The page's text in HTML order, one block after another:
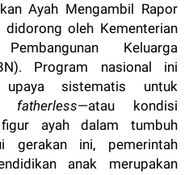
Ayah Mengambil Rapor
oleh Kementerian
Keluarga
Program nasional ini
upaya sistematis untuk
fatherless—atau kondisi
ayah dalam tumbuh
gerakan ini, pemerintah
anak merupakan